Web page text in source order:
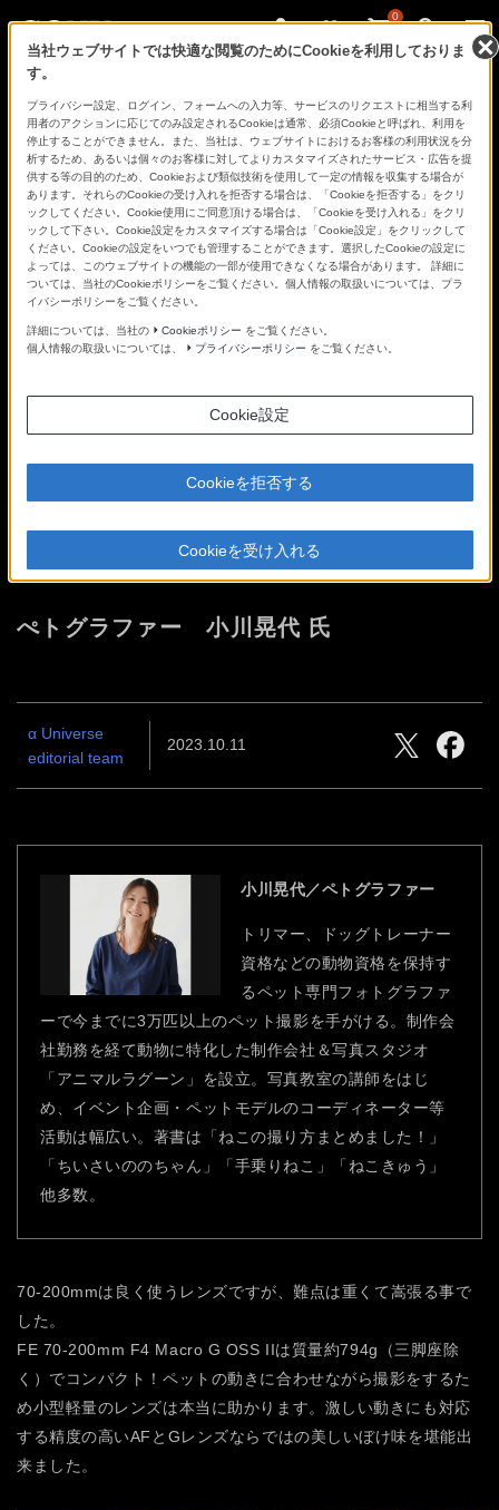
0
あ、
見
た
こ
と
の
な
い
世
界
へ。
α
Universe
FE 70-200mm F4 Macro G OSS
IIで撮るペットの世界
ぺトグラファー 小川晃代 氏
α Universe
editorial team
2023.10.11
小川晃代／ペトグラファー
トリマー、ドッグトレーナー
資格などの動物資格を保持す
るペット専門フォトグラファ
ーで今までに3万匹以上のペット撮影を手がける。制作会
社勤務を経て動物に特化した制作会社＆写真スタジオ
「アニマルラグーン」を設立。写真教室の講師をはじ
め、イベント企画・ペットモデルのコーディネーター等
活動は幅広い。著書は「ねこの撮り方まとめました！」
「ちいさいののちゃん」「手乗りねこ」「ねこきゅう」
他多数。
70-200mmは良く使うレンズですが、難点は重くて嵩張る事で
した。
FE 70-200mm F4 Macro G OSS IIは質量約794g（三脚座除
く）でコンパクト！ペットの動きに合わせながら撮影をするた
め小型軽量のレンズは本当に助かります。激しい動きにも対応
する精度の高いAFとGレンズならではの美しいぼけ味を堪能出
来ました。
当社ウェブサイトでは快適な閲覧のためにCookieを利用しておりま
す。
プライバシー設定、ログイン、フォームへの入力等、サービスのリクエストに相当する利
用者のアクションに応じてのみ設定されるCookieは通常、必須Cookieと呼ばれ、利用を
停止することができません。また、当社は、ウェブサイトにおけるお客様の利用状況を分
析するため、あるいは個々のお客様に対してよりカスタマイズされたサービス・広告を提
供する等の目的のため、Cookieおよび類似技術を使用して一定の情報を収集する場合が
あります。それらのCookieの受け入れを拒否する場合は、「Cookieを拒否する」をクリ
ックしてください。Cookie使用にご同意頂ける場合は、「Cookieを受け入れる」をクリ
ックして下さい。Cookie設定をカスタマイズする場合は「Cookie設定」をクリックして
ください。Cookieの設定をいつでも管理することができます。選択したCookieの設定に
よっては、このウェブサイトの機能の一部が使用できなくなる場合があります。 詳細に
ついては、当社のCookieポリシーをご覧ください。個人情報の取扱いについては、プラ
イバシーポリシーをご覧ください。
詳細については、当社の Cookieポリシー をご覧ください。
個人情報の取扱いについては、
プライバシーポリシー をご覧ください。
Cookie設定
Cookieを拒否する
Cookieを受け入れる